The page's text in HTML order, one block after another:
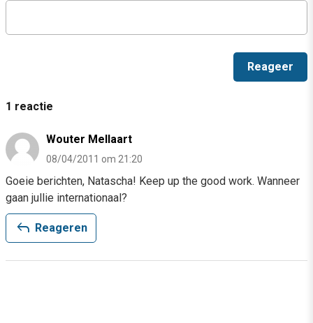
1 reactie
Wouter Mellaart
08/04/2011 om 21:20
Goeie berichten, Natascha! Keep up the good work. Wanneer
gaan jullie internationaal?
reply Reageren